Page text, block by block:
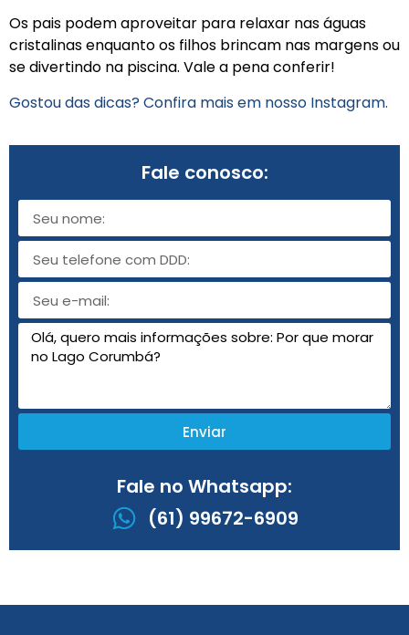
Os pais podem aproveitar para relaxar nas águas
cristalinas enquanto os filhos brincam nas margens ou
se divertindo na piscina. Vale a pena conferir!
Gostou das dicas? Confira mais em nosso Instagram.
Fale conosco:
Enviar
Fale no Whatsapp:
(61) 99672-6909